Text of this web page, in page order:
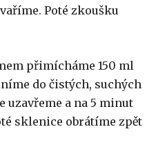
Poté zkoušku
přimícháme 150 ml
do čistých, suchých
uzavřeme a na 5 minut
sklenice obrátíme zpět